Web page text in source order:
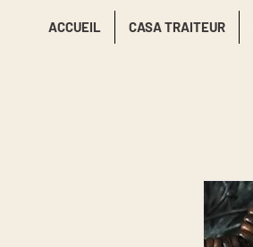
ACCUEIL CASA TRAITEUR